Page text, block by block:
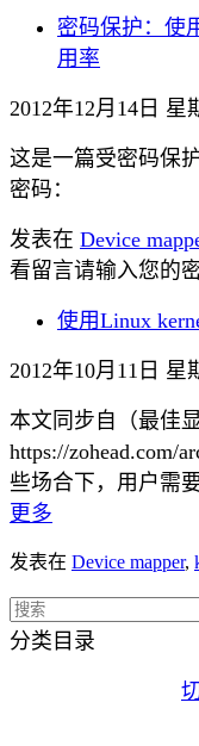
密码保护：使
用率
2012年12月14日 星
这是一篇受密码保
密码：
发表在 Device
看留言请输入您的密
使用Linux
2012年10月11日 星
本文同步自（最佳
https://zohead.com/
些场合下，用户需
更多
发表在 Device mapper,
分类目录